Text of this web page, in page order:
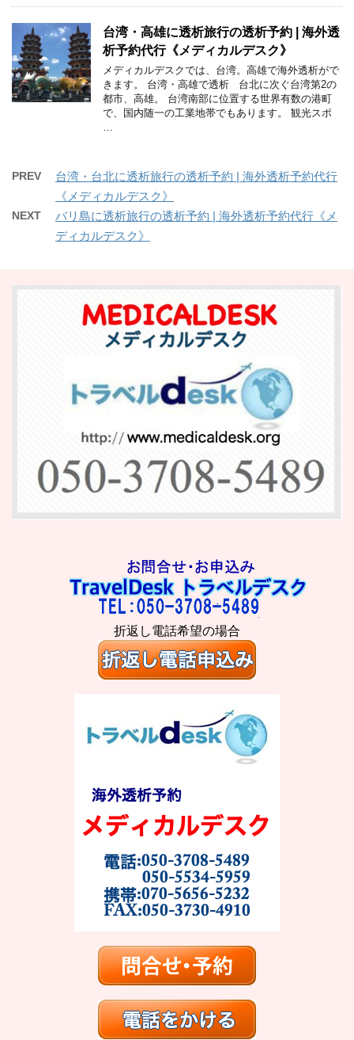
台湾・高雄に透析旅行の透析予約 | 海外透
析予約代行《メディカルデスク》
メディカルデスクでは、台湾。高雄で海外透析がで
きます。 台湾・高雄で透析 台北に次ぐ台湾第2の
都市、高雄。 台湾南部に位置する世界有数の港町
で、国内随一の工業地帯でもあります。 観光スポ
…
PREV
台湾・台北に透析旅行の透析予約 | 海外透析予約代行
《メディカルデスク》
NEXT
バリ島に透析旅行の透析予約 | 海外透析予約代行《メ
ディカルデスク》
折返し電話希望の場合